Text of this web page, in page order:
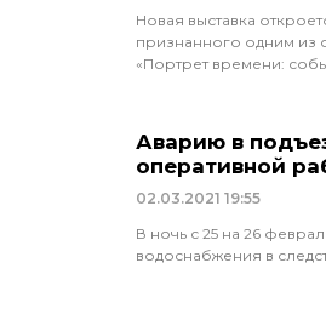
Новая выставка
признанного одним из
«Портрет времени:
Аварию в
оперативной
02.03.2021 19:55
В ночь с 25 на 26
водоснабжения в